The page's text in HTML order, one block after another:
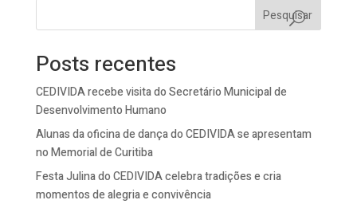
Pesquisar
Posts recentes
CEDIVIDA recebe visita do Secretário Municipal de
Desenvolvimento Humano
Alunas da oficina de dança do CEDIVIDA se apresentam
no Memorial de Curitiba
Festa Julina do CEDIVIDA celebra tradições e cria
momentos de alegria e convivência